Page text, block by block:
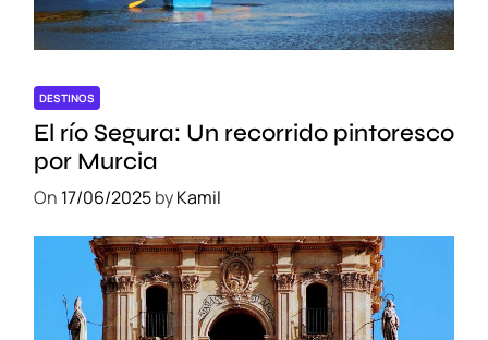
DESTINOS
El río Segura: Un recorrido pintoresco
por Murcia
On 17/06/2025byKamil